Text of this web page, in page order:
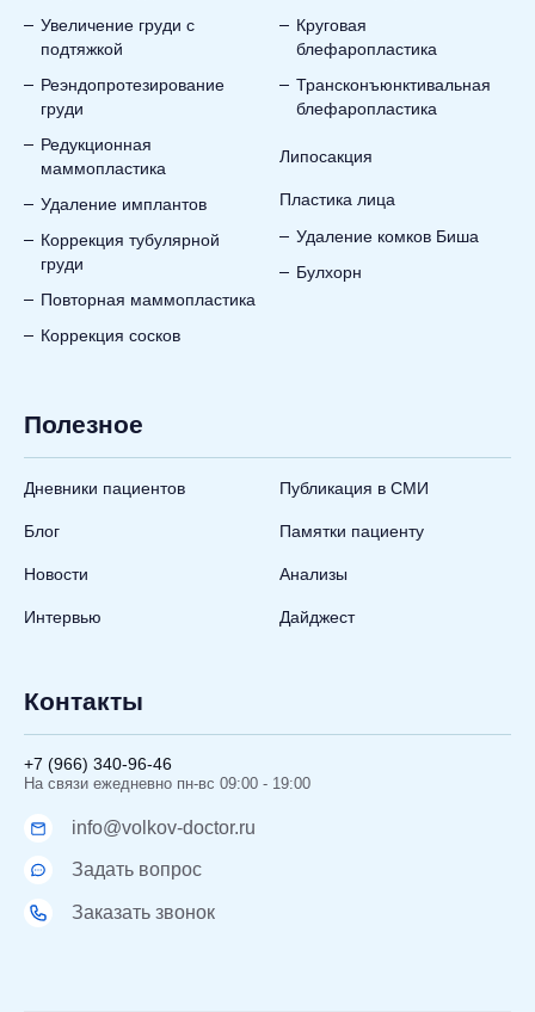
Увеличение груди с
подтяжкой
Реэндопротезирование
груди
Редукционная
маммопластика
Удаление имплантов
Коррекция тубулярной
груди
Повторная маммопластика
Коррекция сосков
Круговая
блефаропластика
Трансконъюнктивальная
блефаропластика
Липосакция
Пластика лица
Удаление комков Биша
Булхорн
Полезное
Дневники пациентов
Блог
Новости
Интервью
Публикация в СМИ
Памятки пациенту
Анализы
Дайджест
Контакты
+7 (966) 340-96-46
На связи ежедневно пн-вс 09:00 - 19:00
info@volkov-doctor.ru
Задать вопрос
Заказать звонок